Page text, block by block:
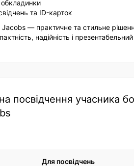
та ID-карток
— практичне та стильне
надійність і
посвідчення учасника
Для посвідчень